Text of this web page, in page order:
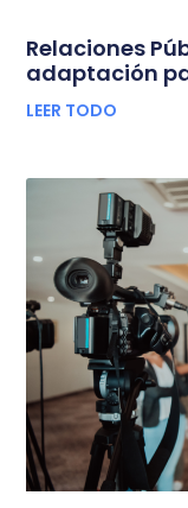
Relaciones
adaptación
LEER TODO